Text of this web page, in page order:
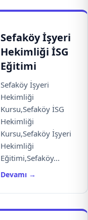
Sefaköy İşyeri
Hekimliği İSG
Eğitimi
Sefaköy İşyeri
Hekimliği
Kursu,Sefaköy İSG
Hekimliği
Kursu,Sefaköy İşyeri
Hekimliği
Eğitimi,Sefaköy...
Devamı →